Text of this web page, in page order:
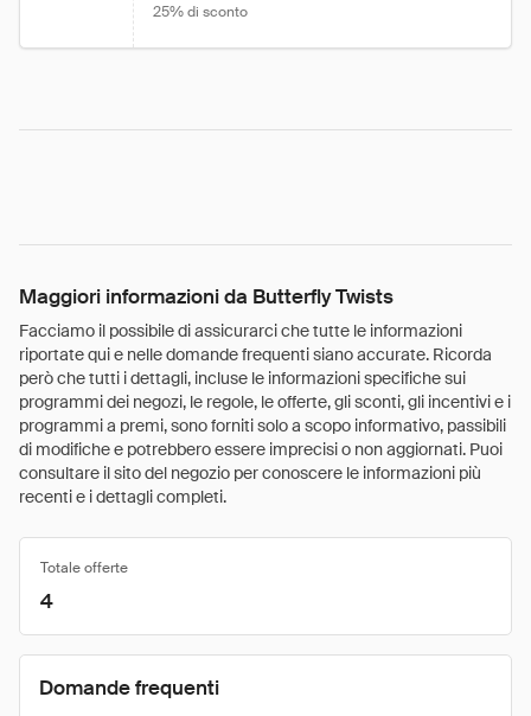
25% di sconto
Maggiori informazioni da Butterfly Twists
Facciamo il possibile di assicurarci che tutte le informazioni
riportate qui e nelle domande frequenti siano accurate. Ricorda
però che tutti i dettagli, incluse le informazioni specifiche sui
programmi dei negozi, le regole, le offerte, gli sconti, gli incentivi e i
programmi a premi, sono forniti solo a scopo informativo, passibili
di modifiche e potrebbero essere imprecisi o non aggiornati. Puoi
consultare il sito del negozio per conoscere le informazioni più
recenti e i dettagli completi.
Totale offerte
4
Domande frequenti